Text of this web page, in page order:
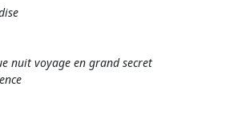
nuit voyage en grand secret